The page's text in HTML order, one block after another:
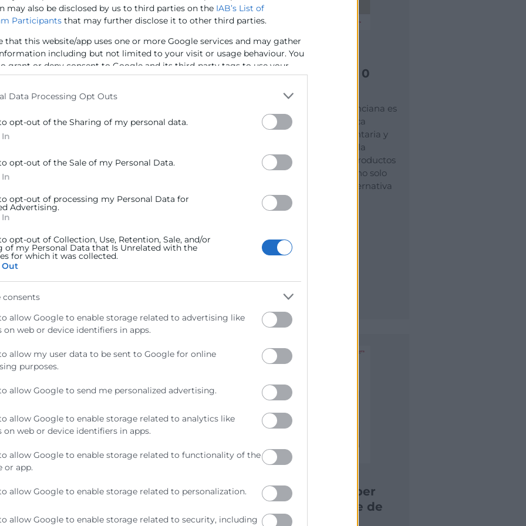
may also be disclosed by us to third parties on the IAB’s List of
Participants that may further disclose it to other third parties.
that this website/app uses one or more Google services and may gather
including but not limited to your visit or usage behaviour. You
grant or deny consent to Google and its third-party tags to use your
specified purposes in below Google consent section.
Data Processing Opt Outs
opt-out of the Sharing of my personal data.
opt-out of the Sale of my Personal Data.
opt-out of processing my Personal Data for
Advertising.
opt-out of Collection, Use, Retention, Sale, and/or
of my Personal Data that Is Unrelated with the
for which it was collected.
consents
allow Google to enable storage related to advertising like
on web or device identifiers in apps.
allow my user data to be sent to Google for online
purposes.
allow Google to send me personalized advertising.
allow Google to enable storage related to analytics like
on web or device identifiers in apps.
allow Google to enable storage related to functionality of the
or app.
allow Google to enable storage related to personalization.
allow Google to enable storage related to security, including
venta
tienen
entre lo
de la
de
Cómo hacer
buenas fotos para
Sociales
profesionalidad y de la
Productos de
Cercanía y km 0
La Comunidad Valenciana es
reconocida por su rica
tradición agroalimentaria y
su compromiso con la
sostenibilidad. Los productos
de cercanía y Km 0 no solo
representan una alternativa
ecológica.
futuro
y
Marco general
mantenimiento
¿Qué debe saber
el comerciante de
la Comunidad